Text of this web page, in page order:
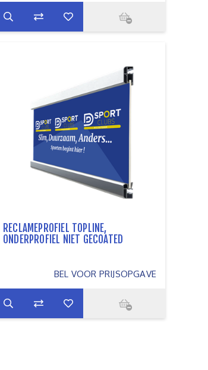
RECLAMEPROFIEL TOPLINE,
ONDERPROFIEL NIET GECOATED
BEL VOOR PRIJSOPGAVE